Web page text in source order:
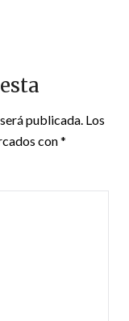
publicada. Los
con*